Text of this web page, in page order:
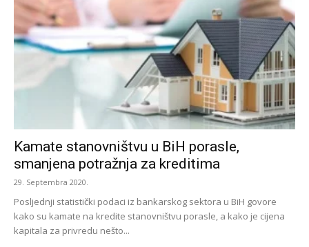
Kamate stanovništvu u BiH porasle,
smanjena potražnja za kreditima
29. Septembra 2020.
Posljednji statistički podaci iz bankarskog sektora u BiH govore
kako su kamate na kredite stanovništvu porasle, a kako je cijena
kapitala za privredu nešto...